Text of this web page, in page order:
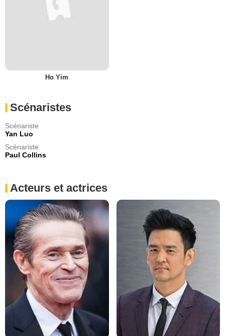
Ho Yim
Scénaristes
Scénariste
Yan Luo
Scénariste
Paul Collins
Acteurs et actrices